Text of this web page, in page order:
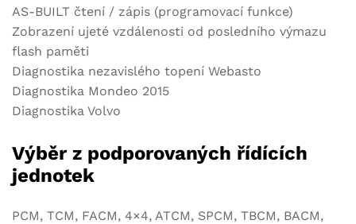
AS-BUILT čtení / zápis (programovací funkce)
Zobrazení ujeté vzdálenosti od posledního výmazu
flash paměti
Diagnostika nezavislého topení Webasto
Diagnostika Mondeo 2015
Diagnostika Volvo
Výběr z podporovaných řídících
jednotek
PCM, TCM, FACM, 4×4, ATCM, SPCM, TBCM, BACM,